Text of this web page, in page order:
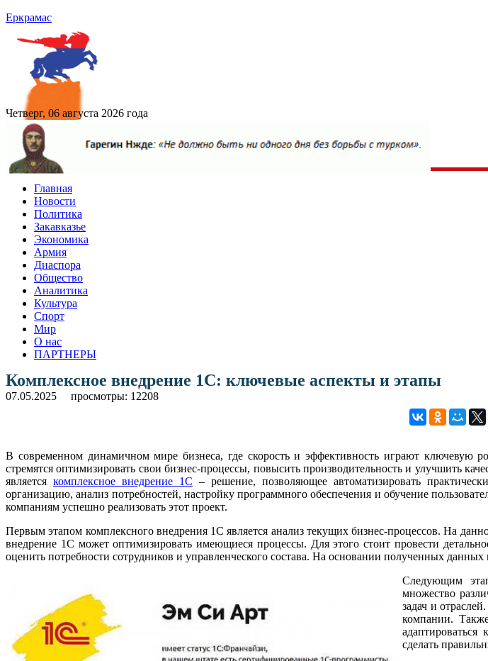
Еркрамас
Четверг, 06 августа 2026 года
Главная
Новости
Политика
Закавказье
Экономика
Армия
Диаспора
Общество
Аналитика
Культура
Спорт
Мир
О нас
ПАРТНЕРЫ
Комплексное внедрение 1С: ключевые аспекты и этапы
07.05.2025 просмотры: 12208
В современном динамичном мире бизнеса, где скорость и эффективность играют ключевую
стремятся оптимизировать свои бизнес-процессы, повысить производительность и улучшить
является комплексное внедрение 1С – решение, позволяющее автоматизировать
организацию, анализ потребностей, настройку программного обеспечения и обучение
компаниям успешно реализовать этот проект.
Первым этапом комплексного внедрения 1С является анализ текущих бизнес-процессов. На
внедрение 1С может оптимизировать имеющиеся процессы. Для этого стоит провести
оценить потребности сотрудников и управленческого состава. На основании полученных
Следующим
множество
задач и
компании.
сделать